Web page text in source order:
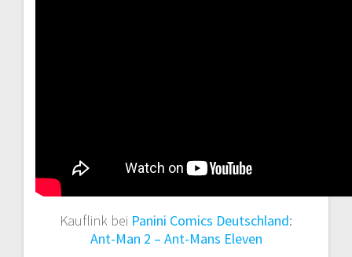
Kauflink bei Panini Comics Deutschland:
Ant-Man 2 – Ant-Mans Eleven